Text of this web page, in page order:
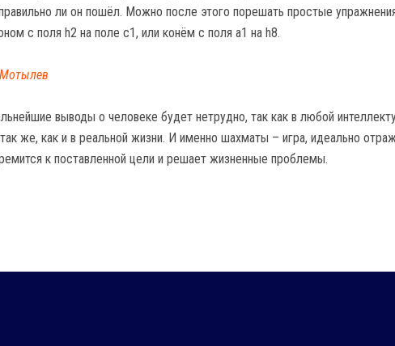
ли он пошёл. Можно после этого порешать простые
с поля h2 на поле c1, или конём с поля a1 на h8.
выводы о человеке будет нетрудно, так как в любой
же, как и в реальной жизни. И именно шахматы – игра, идеально
к поставленной цели и решает жизненные проблемы.